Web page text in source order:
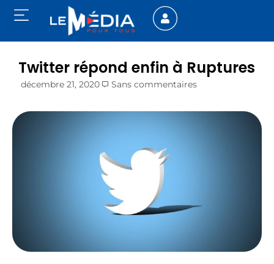
Twitter répond enfin à Ruptures
décembre 21, 2020 Sans commentaires